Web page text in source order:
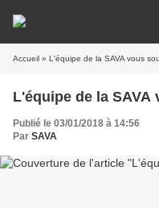
Accueil » L'équipe de la SAVA vous
L'équipe de la SAVA
Publié le 03/01/2018 à 14:56
Par SAVA